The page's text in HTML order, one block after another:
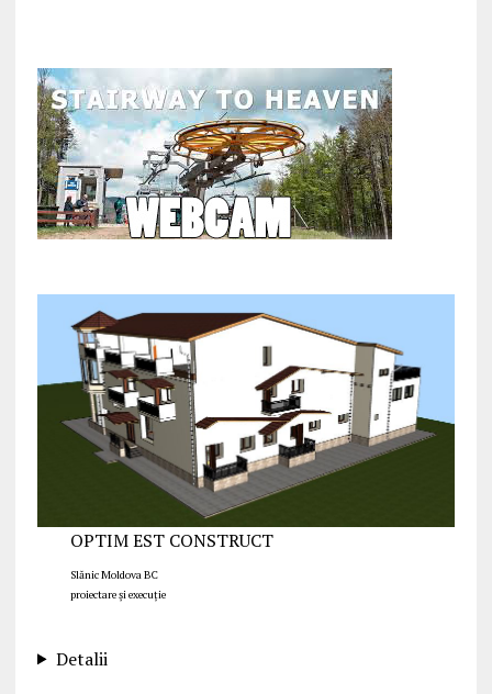
OPTIM EST CONSTRUCT
Slănic Moldova BC
proiectare și execuție
Detalii